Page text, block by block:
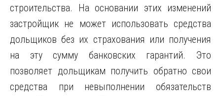
строительства. На основании этих изменений
застройщик не может использовать средства
дольщиков без их страхования или получения
на эту сумму банковских гарантий. Это
позволяет дольщикам получить обратно свои
средства при невыполнении обязательств